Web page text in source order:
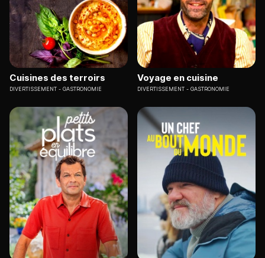
Cuisines des terroirs
DIVERTISSEMENT GASTRONOMIE
Voyage en cuisine
DIVERTISSEMENT GASTRONOMIE